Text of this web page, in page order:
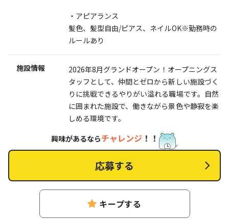
・アピアランス
髪色、髪型自由/ピアス、ネイルOK※勤務時の
ルールあり
施設情報
2026年8月グランドオープン！オープニングス
タッフとして、仲間とゼロから新しい施設づく
りに挑戦できるやりがい溢れる職場です。自然
に囲まれた施設で、働きながら景色や静寂を楽
しめる環境です。
キープする
興味があるならチャレンジ ！！
応募する